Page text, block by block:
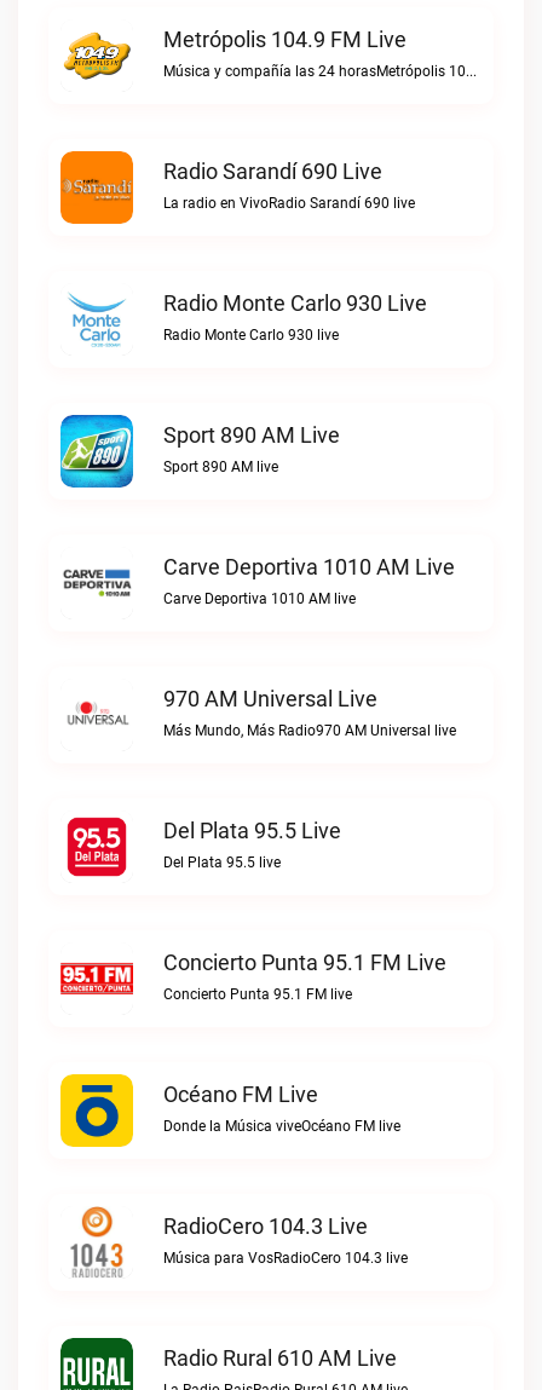
Metrópolis 104.9 FM Live
Música y compañía las 24 horasMetrópolis 104.9 FM live
Radio Sarandí 690 Live
La radio en VivoRadio Sarandí 690 live
Radio Monte Carlo 930 Live
Radio Monte Carlo 930 live
Sport 890 AM Live
Sport 890 AM live
Carve Deportiva 1010 AM Live
Carve Deportiva 1010 AM live
970 AM Universal Live
Más Mundo, Más Radio970 AM Universal live
Del Plata 95.5 Live
Del Plata 95.5 live
Concierto Punta 95.1 FM Live
Concierto Punta 95.1 FM live
Océano FM Live
Donde la Música viveOcéano FM live
RadioCero 104.3 Live
Música para VosRadioCero 104.3 live
Radio Rural 610 AM Live